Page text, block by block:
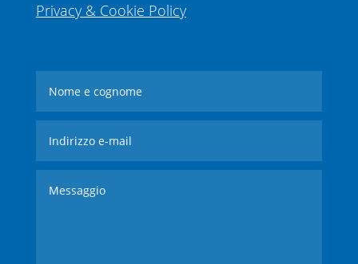
Privacy & Cookie Policy